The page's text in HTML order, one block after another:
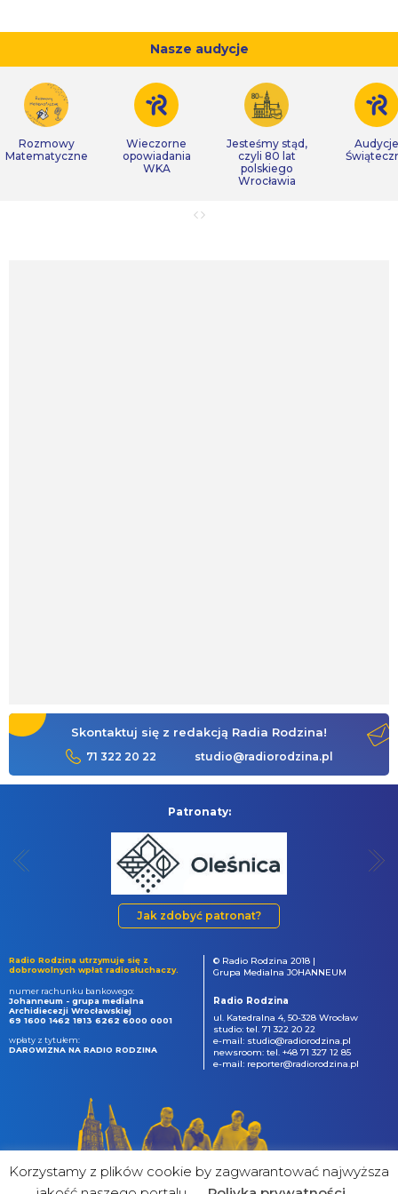
Nasze audycje
Rozmowy
Matematyczne
Wieczorne
opowiadania
WKA
Jesteśmy stąd,
czyli 80 lat
polskiego
Wrocławia
Audycje
Skontaktuj się z redakcją Radia Rodzina!
71 322 20 22 studio@radiorodzina.pl
Patronaty:
Jak zdobyć patronat?
Radio Rodzina utrzymuje się z
dobrowolnych wpłat radiosłuchaczy.
numer rachunku bankowego:
Johanneum - grupa medialna
Archidiecezji Wrocławskiej
69 1600 1462 1813 6262 6000 0001
wpłaty z tytułem:
DAROWIZNA NA RADIO RODZINA
© Radio Rodzina 2018 |
Grupa Medialna JOHANNEUM
Radio Rodzina
ul. Katedralna 4, 50-328 Wrocław
studio: tel. 71 322 20 22
e-mail: studio@radiorodzina.pl
newsroom: tel. +48 71 327 12 85
e-mail: reporter@radiorodzina.pl
Korzystamy z plików cookie by zagwarantować najwyższa